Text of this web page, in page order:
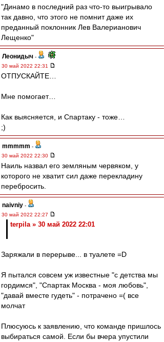
"Динамо в последний раз что-то выигрывало
так давно, что этого не помнит даже их
преданный поклонник Лев Валерианович
Лещенко"
Леонидыч -
30 май 2022 22:31
ОТПУСКАЙТЕ…
Мне помогает…
Как выясняется, и Спартаку - тоже…
;)
mmmmm -
30 май 2022 22:30
Наиль назвал его земляным червяком, у
которого не хватит сил даже перекладину
перебросить.
naivniy -
30 май 2022 22:27
terpila » 30 май 2022 22:01
Заряжали в перерыве... в туалете =D
Я пытался совсем уж известные "с детства мы
гордимся", "Спартак Москва - моя любовь",
"давай вместе гудеть" - потрачено =( все
молчат
Плюсуюсь к заявлению, что команде пришлось
выбираться самой. Если бы вчера упустили